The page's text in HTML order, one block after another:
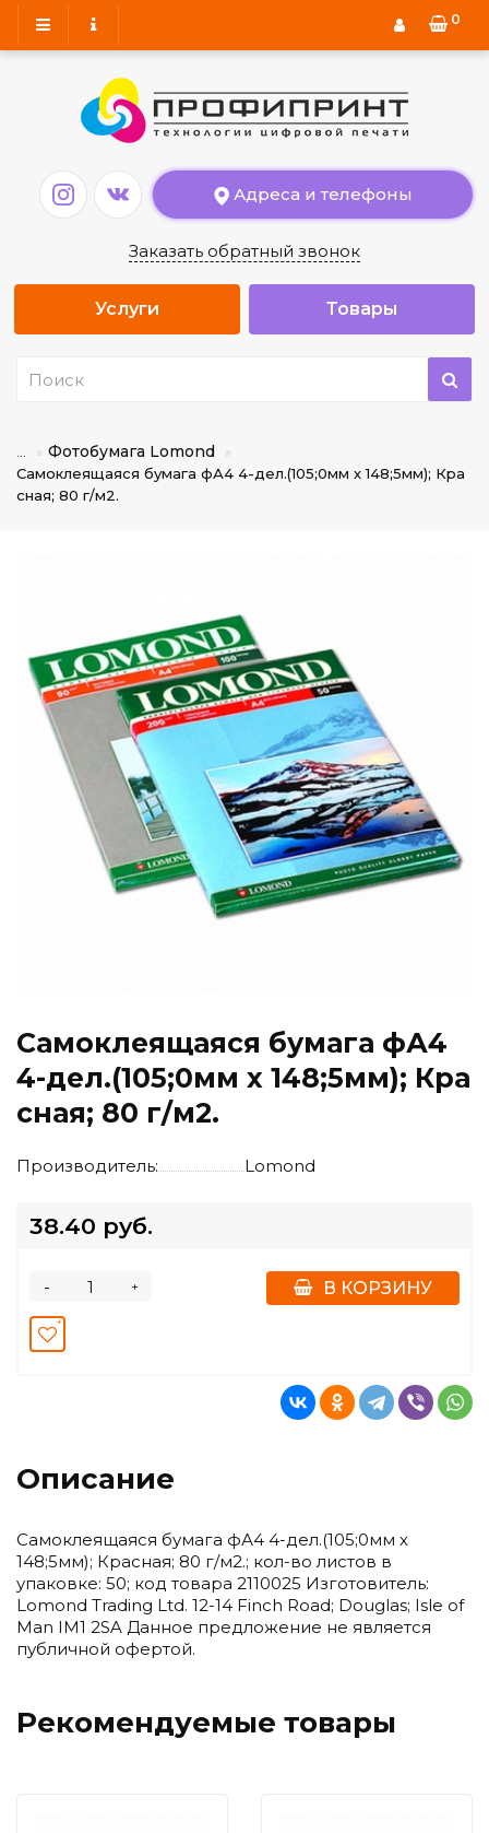
0
Адреса и телефоны
Заказать обратный звонок
Товары
Услуги
Фотобумага Lomond
Самоклеящаяся бумага фА4 4-дел.(105;0мм х 148;5мм); Кра
сная; 80 г/м2.
Самоклеящаяся бумага фА4
4-дел.(105;0мм х 148;5мм); Кра
сная; 80 г/м2.
Производитель: Lomond
38.40 руб.
+
- В КОРЗИНУ
Описание
Самоклеящаяся бумага фА4 4-дел.(105;0мм х
148;5мм); Красная; 80 г/м2.; кол-во листов в
упаковке: 50; код товара 2110025 Изготовитель:
Lomond Trading Ltd. 12-14 Finch Road; Douglas; Isle of
Man IM1 2SA Данное предложение не является
публичной офертой.
Рекомендуемые товары